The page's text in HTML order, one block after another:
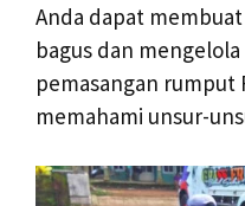
Anda dapat
bagus dan
pemasangan rumput
memahami unsur-